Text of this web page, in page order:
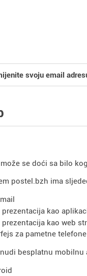
svoju email
se doći sa bilo
postel.bzh ima
prezentacija kao
prezentacija kao web
za pametne telefone
besplatnu mobilnu